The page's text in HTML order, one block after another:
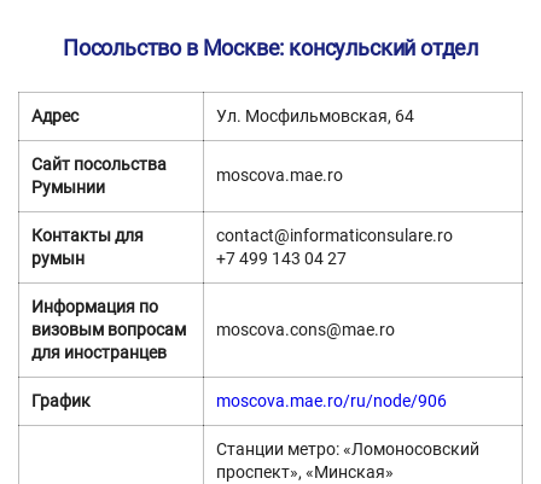
Посольство в Москве: консульский отдел
Адрес Ул. Мосфильмовская, 64
Сайт посольства
Румынии
moscova.mae.ro
Контакты для
румын
contact@informaticonsulare.ro
+7 499 143 04 27
Информация по
визовым вопросам
для иностранцев
moscova.cons@mae.ro
График moscova.mae.ro/ru/node/906
Станции метро: «Ломоносовский
проспект», «Минская»